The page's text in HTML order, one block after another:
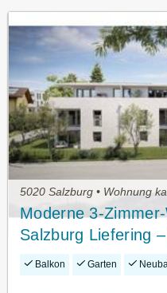
5020 Salzburg • Wohnung
Moderne 3-
Salzburg Liefering
Ausstattung!
Balkon Garten